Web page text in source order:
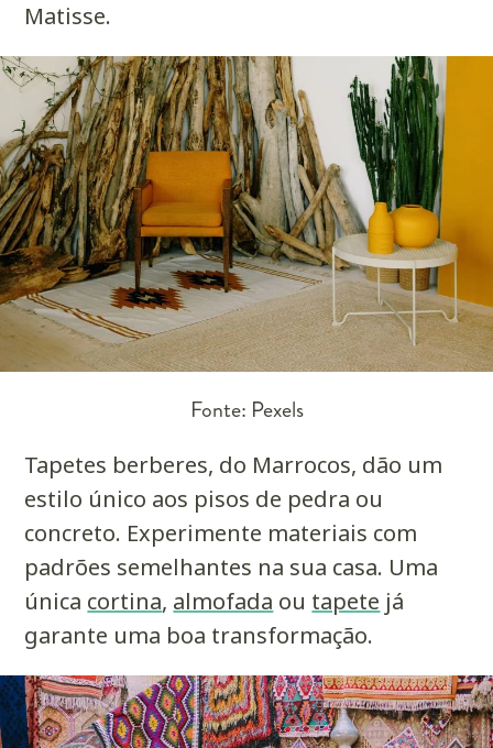
Matisse.
Fonte: Pexels
Tapetes berberes, do Marrocos, dão um
estilo único aos pisos de pedra ou
concreto. Experimente materiais com
padrões semelhantes na sua casa. Uma
única cortina, almofada ou tapete já
garante uma boa transformação.